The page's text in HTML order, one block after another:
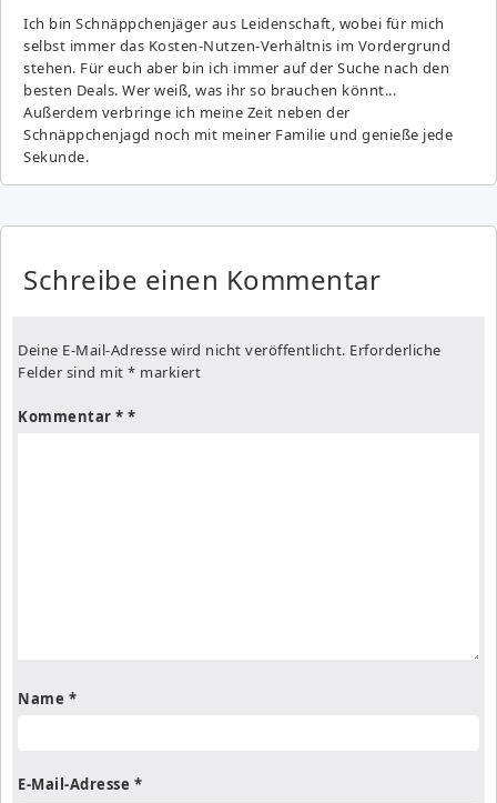
Ich bin Schnäppchenjäger aus Leidenschaft, wobei für mich
selbst immer das Kosten-Nutzen-Verhältnis im Vordergrund
stehen. Für euch aber bin ich immer auf der Suche nach den
besten Deals. Wer weiß, was ihr so brauchen könnt...
Außerdem verbringe ich meine Zeit neben der
Schnäppchenjagd noch mit meiner Familie und genieße jede
Sekunde.
Schreibe einen Kommentar
Deine E-Mail-Adresse wird nicht veröffentlicht. Erforderliche
Felder sind mit * markiert
Kommentar *
Name *
E-Mail-Adresse *